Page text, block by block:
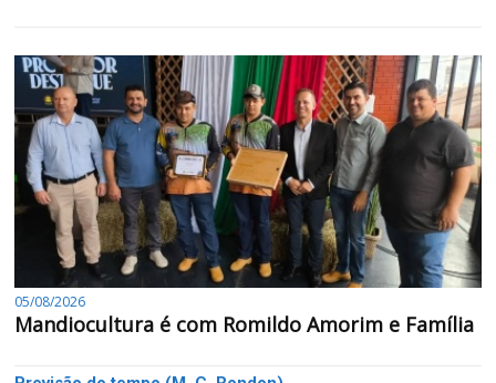
05/08/2026
Mandiocultura é com Romildo Amorim e Família